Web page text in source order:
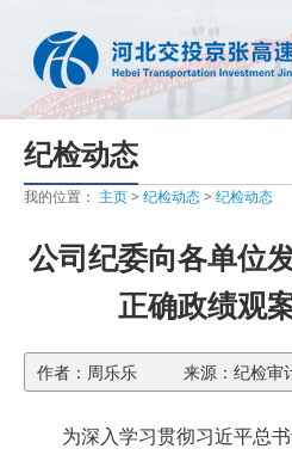
纪检动态
我的位置： 主页> 纪检动态> 纪检动态
公司纪委向各单位
正确政绩观
作者：周乐乐 来源：纪检审
为深入学习贯彻习近平总